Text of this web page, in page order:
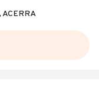
ACERRA